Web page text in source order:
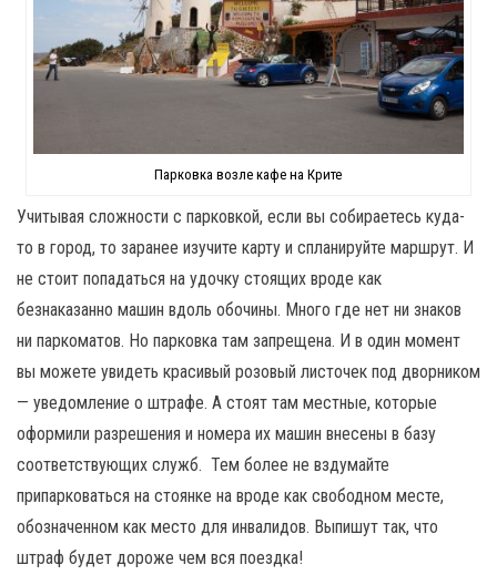
Парковка возле кафе на Крите
Учитывая сложности с парковкой, если вы собираетесь куда-
то в город, то заранее изучите карту и спланируйте маршрут. И
не стоит попадаться на удочку стоящих вроде как
безнаказанно машин вдоль обочины. Много где нет ни знаков
ни паркоматов. Но парковка там запрещена. И в один момент
вы можете увидеть красивый розовый листочек под дворником
— уведомление о штрафе. А стоят там местные, которые
оформили разрешения и номера их машин внесены в базу
соответствующих служб. Тем более не вздумайте
припарковаться на стоянке на вроде как свободном месте,
обозначенном как место для инвалидов. Выпишут так, что
штраф будет дороже чем вся поездка!